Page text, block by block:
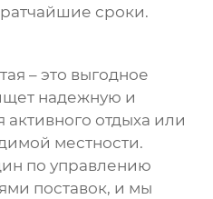
сроки.
– это выгодное
надежную и
активного отдыха или
местности.
по управлению
поставок, и мы